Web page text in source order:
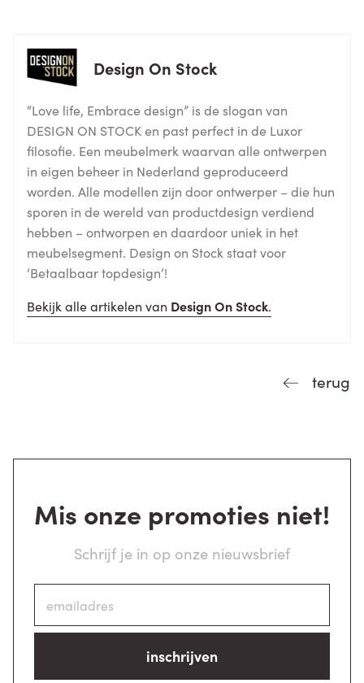
Design On Stock
“Love life, Embrace design” is de slogan van
DESIGN ON STOCK en past perfect in de Luxor
filosofie. Een meubelmerk waarvan alle ontwerpen
in eigen beheer in Nederland geproduceerd
worden. Alle modellen zijn door ontwerper – die hun
sporen in de wereld van productdesign verdiend
hebben – ontworpen en daardoor uniek in het
meubelsegment. Design on Stock staat voor
‘Betaalbaar topdesign’!
Bekijk alle artikelen van Design On Stock.
terug
Mis onze promoties niet!
Schrijf je in op onze nieuwsbrief
inschrijven